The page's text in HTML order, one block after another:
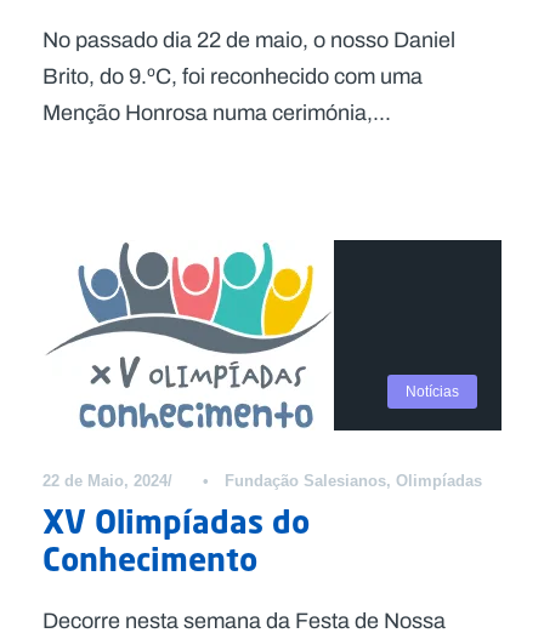
No passado dia 22 de maio, o nosso Daniel
Brito, do 9.ºC, foi reconhecido com uma
Menção Honrosa numa cerimónia,...
Notícias
22 de Maio, 2024 • Fundação Salesianos, Olimpíadas
XV Olimpíadas do
Conhecimento
Decorre nesta semana da Festa de Nossa